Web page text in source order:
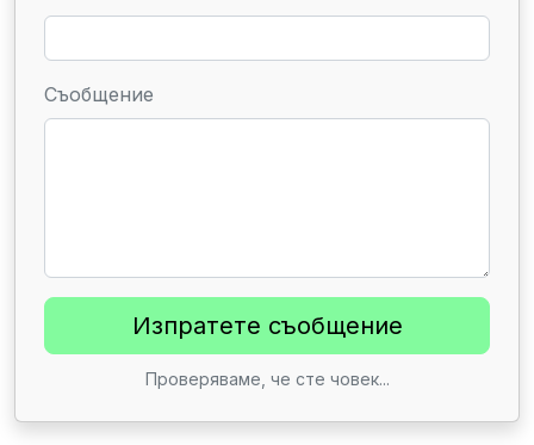
Съобщение
Проверяваме, че сте човек...